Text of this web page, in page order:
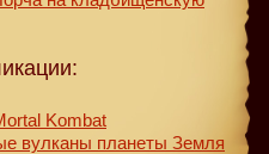
Kombat
вулканы планеты Земля